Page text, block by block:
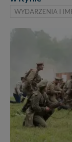
WYDARZENIA I